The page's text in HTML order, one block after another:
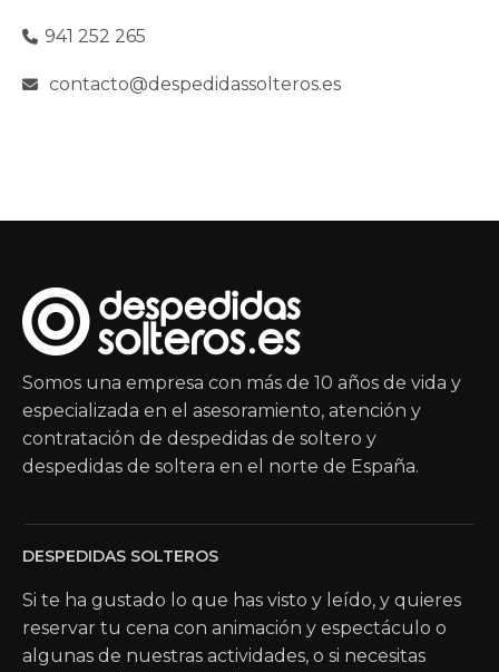
941 252 265
contacto@despedidassolteros.es
Somos una empresa con más de 10 años de vida y
especializada en el asesoramiento, atención y
contratación de despedidas de soltero y
despedidas de soltera en el norte de España.
DESPEDIDAS SOLTEROS
Si te ha gustado lo que has visto y leído, y quieres
reservar tu cena con animación y espectáculo o
algunas de nuestras actividades, o si necesitas